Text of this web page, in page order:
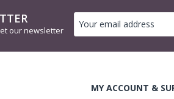
our newsletter
MY ACCOUNT &